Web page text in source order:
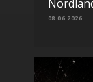
08.06.2026